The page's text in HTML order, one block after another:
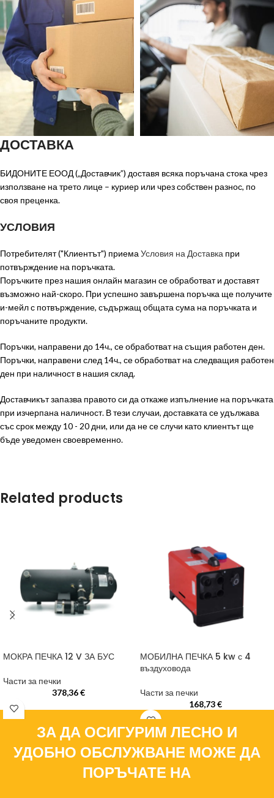
ДОСТАВКА
БИДОНИТЕ ЕООД („Доставчик”) доставя всяка поръчана стока чрез
използване на трето лице – куриер или чрез собствен разнос, по
своя преценка.
УСЛОВИЯ
Потребителят ("Клиентът") приема Условия на Доставка при
потвърждение на поръчката.
Поръчките през нашия онлайн магазин се обработват и доставят
възможно най-скоро. При успешно завършена поръчка ще получите
и-мейл с потвърждение, съдържащ общата сума на поръчката и
поръчаните продукти.
Поръчки, направени до 14ч., се обработват на същия работен ден.
Поръчки, направени след 14ч., се обработват на следващия работен
ден при наличност в нашия склад.
Доставчикът запазва правото си да откаже изпълнение на поръчката
при изчерпана наличност. В тези случаи, доставката се удължава
със срок между 10 - 20 дни, или да не се случи като клиентът ще
бъде уведомен своевременно.
Related products
МОКРА ПЕЧКА 12 V ЗА БУС
Части за печки
378,36€
МОБИЛНА ПЕЧКА 5 kw с 4
въздуховода
Части за печки
168,73€
ЗА ДА ОСИГУРИМ ЛЕСНО И
УДОБНО ОБСЛУЖВАНЕ МОЖЕ ДА
ПОРЪЧАТЕ НА